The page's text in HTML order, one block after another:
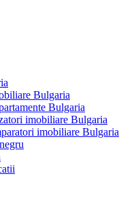
Bulgaria
Bulgaria
imobiliare Bulgaria
imobiliare Bulgaria